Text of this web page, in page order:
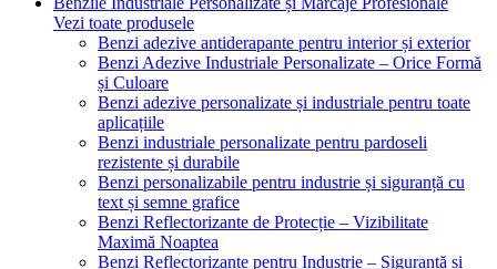
Vezi toate produsele
Benzi adezive antiderapante pentru interior și exterior
Benzi Adezive Industriale Personalizate – Orice Formă
și Culoare
Benzi adezive personalizate și industriale pentru toate
aplicațiile
Benzi industriale personalizate pentru pardoseli
rezistente și durabile
Benzi personalizabile pentru industrie și siguranță cu
text și semne grafice
Benzi Reflectorizante de Protecție – Vizibilitate
Maximă Noaptea
Benzi Reflectorizante pentru Industrie – Siguranță și